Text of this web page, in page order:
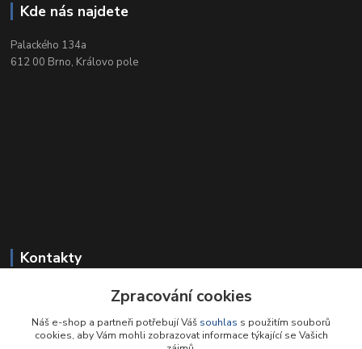
Kde nás najdete
Palackého 134a
612 00 Brno, Královo pole
Kontakty
+420 549 212 719
reichard@reichard.cz
Zpracování cookies
Náš e-shop a partneři potřebují Váš souhlas s použitím souborů
cookies, aby Vám mohli zobrazovat informace týkající se Vašich